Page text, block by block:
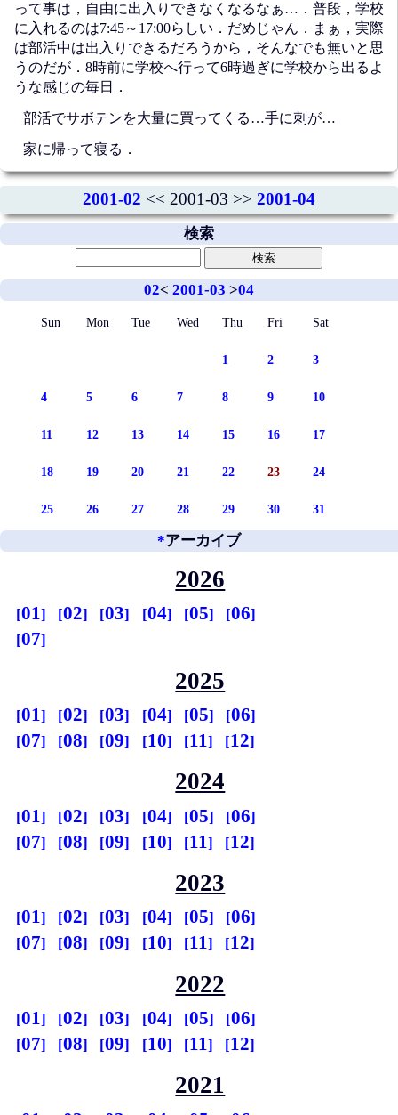
って事は，自由に出入りできなくなるなぁ…．普段，学校
に入れるのは7:45～17:00らしい．だめじゃん．まぁ，実際
は部活中は出入りできるだろうから，そんなでも無いと思
うのだが．8時前に学校へ行って6時過ぎに学校から出るよ
うな感じの毎日．
部活でサボテンを大量に買ってくる…手に刺が…
家に帰って寝る．
2001-02 << 2001-03 >> 2001-04
検索
02< 2001-03 >04
Sun Mon Tue Wed Thu Fri Sat
1 2 3
4 5 6 7 8 9 10
11 12 13 14 15 16 17
18 19 20 21 22 23 24
25 26 27 28 29 30 31
*アーカイブ
2026
01 02 03 04 05
06
07
2025
01 02 03 04 05
06
07
08 09 10 11 12
2024
01 02 03 04 05
06
07
08 09 10 11 12
2023
01 02 03 04 05
06
07
08 09 10 11 12
2022
01 02 03 04 05
06
07
08 09 10 11 12
2021